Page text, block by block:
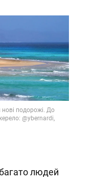
подорожі. До
@ybernardi,
людей